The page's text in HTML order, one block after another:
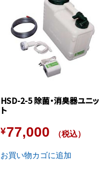
HSD-2-5 除菌・消臭器ユニッ
ト
¥77,000 （税込）
お買い物カゴに追加